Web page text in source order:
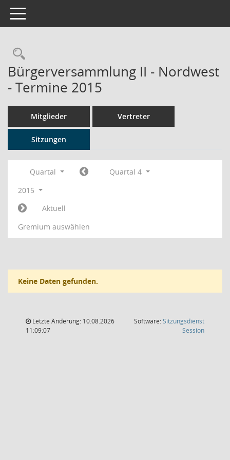
Toggle navigation
Rechercheauswahl
Bürgerversammlung II - Nordwest
- Termine 2015
Mitglieder Vertreter
Sitzungen
Quartal
Quartal 4
2015
Aktuell
Gremium auswählen
Keine Daten gefunden.
Letzte Änderung: 10.08.2026
11:09:07
Software:Sitzungsdienst
Session(Wird in